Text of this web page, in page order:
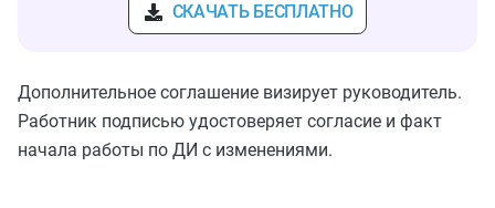
СКАЧАТЬ БЕСПЛАТНО
Дополнительное соглашение визирует руководитель.
Работник подписью удостоверяет согласие и факт
начала работы по ДИ с изменениями.